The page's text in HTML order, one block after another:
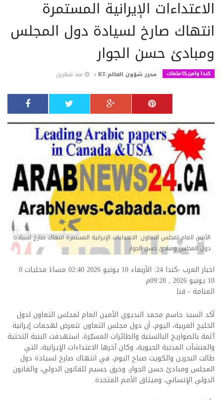
الاعتداءات الإيرانية المستمرة
انتهاك صارخ لسيادة دول المجلس
ومبادئ حسن الجوار
كندا وامريكا/ملفات محرر شؤون العالم-RT : منذ شهرين
الأمين العام لمجلس التعاون: الاعتداءات الإيرانية المستمرة انتهاك صارخ لسيادة
دول المجلس ومبادئ حسن الجوار
اخبار العرب -كندا 24: الأربعاء 10 يونيو 2026 02:40 مساءً محليات
0
10 يونيو 2026 , 09:28م
المنامة - قنا
أكد السيد جاسم محمد البديوي الأمين العام لمجلس التعاون لدول
الخليج العربية، اليوم، أن دول مجلس التعاون تتعرض لهجمات إيرانية
آثمة بالصواريخ البالستية والطائرات المسيّرة، استهدفت البنية التحتية
والمنشآت المدنية الحيوية، وكان آخرها الاعتداءات الإيرانية، التي
طالت البحرين والكويت صباح اليوم، في انتهاك صارخ لسيادة دول
المجلس ومبادئ حسن الجوار، وخرق جسيم للقانون الدولي، والقانون
الدولي الإنساني، وميثاق الأمم المتحدة.